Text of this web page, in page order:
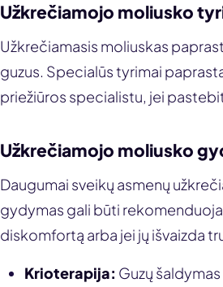
Užkrečiamojo moliusko
Užkrečiamasis moliuskas
guzus. Specialūs tyrimai
priežiūros specialistu, jei
Užkrečiamojo moliusko
Daugumai sveikų asmenų
gydymas gali būti
diskomfortą arba jei jų išvaizda
Krioterapija: Guzų